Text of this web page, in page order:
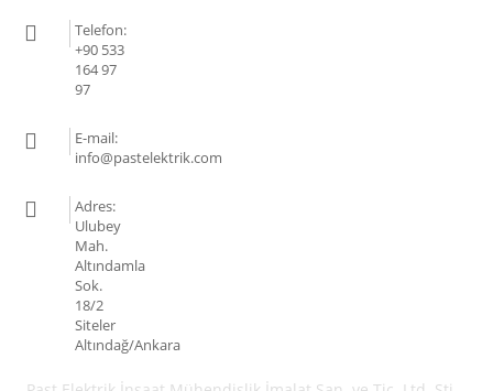
Telefon:
+90 533
164 97
97
E-mail:
info@pastelektrik.com
Adres:
Ulubey
Mah.
Altındamla
Sok.
18/2
Siteler
Altındağ/Ankara